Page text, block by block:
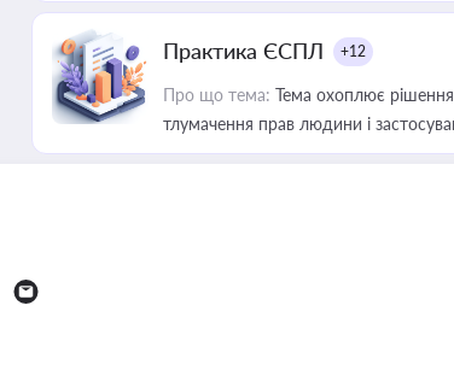
Практика ЄСПЛ +12
Про що тема: Тема охоплює
тлумачення прав людини і